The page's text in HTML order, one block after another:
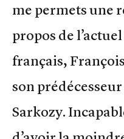
me permets une
propos de
français,
son
Sarkozy.